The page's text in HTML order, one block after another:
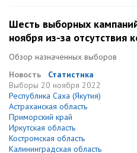
Шесть выборных
ноября из-за отсутствия
Обзор назначенных выборов
Новость
Статистика
Выборы 20 ноября 2022
Республика Саха (Якутия)
Астраханская область
Приморский край
Иркутская область
Костромская область
Калининградская область